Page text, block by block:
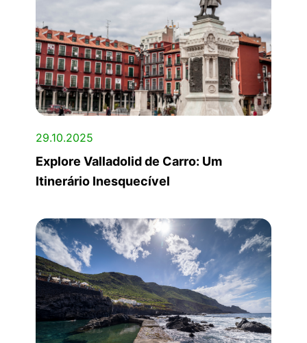
29.10.2025
Explore Valladolid de Carro: Um
Itinerário Inesquecível